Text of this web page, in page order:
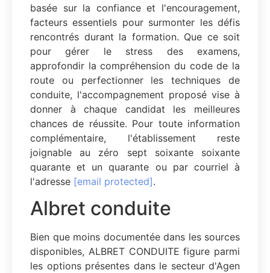
basée sur la confiance et l'encouragement,
facteurs essentiels pour surmonter les défis
rencontrés durant la formation. Que ce soit
pour gérer le stress des examens,
approfondir la compréhension du code de la
route ou perfectionner les techniques de
conduite, l'accompagnement proposé vise à
donner à chaque candidat les meilleures
chances de réussite. Pour toute information
complémentaire, l'établissement reste
joignable au zéro sept soixante soixante
quarante et un quarante ou par courriel à
l'adresse [email protected].
Albret conduite
Bien que moins documentée dans les sources
disponibles, ALBRET CONDUITE figure parmi
les options présentes dans le secteur d'Agen